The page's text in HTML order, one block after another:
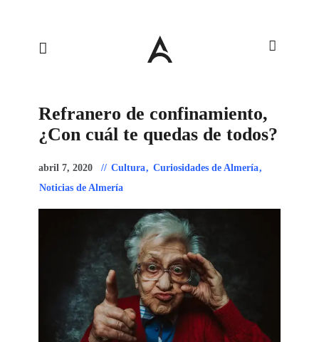
Refranero de confinamiento,
¿Con cuál te quedas de todos?
abril 7, 2020 Cultura, Curiosidades de Almería,
Noticias de Almería